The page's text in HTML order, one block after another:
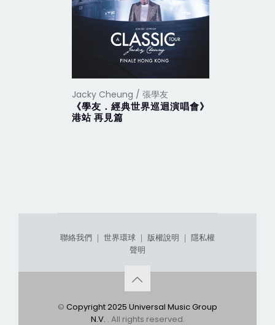
Jacky Cheung / 張學友
《學友．經典世界巡迴演唱會》香
港站 再見篇
聯絡我們 ｜ 世界環球 ｜ 版權說明 ｜ 隱私權
聲明
© Copyright 2025 Universal Music Group
N.V. . All rights reserved.